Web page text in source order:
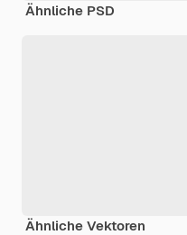
Ähnliche PSD
Ähnliche Vektoren